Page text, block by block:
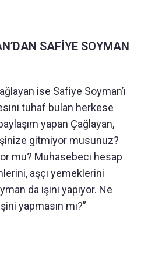
SAFİYE SOYMAN
ise Safiye Soyman’ı
tuhaf bulan herkese
yapan Çağlayan,
işinize gitmiyor musunuz?
mu? Muhasebeci hesap
aşçı yemeklerini
da işini yapıyor. Ne
yapmasın mı?”